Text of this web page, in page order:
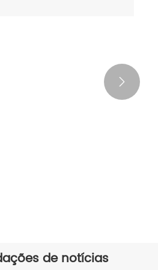

de notícias